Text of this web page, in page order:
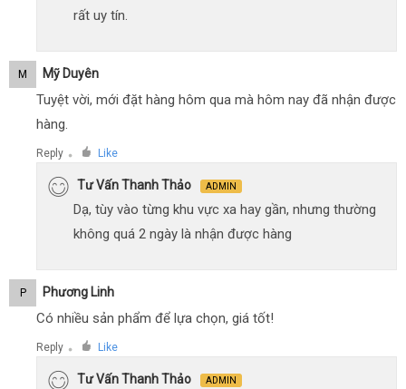
rất uy tín.
M Mỹ Duyên
Tuyệt vời, mới đặt hàng hôm qua mà hôm nay đã nhận được
hàng.
Reply ● Like
Tư Vấn Thanh Thảo ADMIN
Dạ, tùy vào từng khu vực xa hay gần, nhưng thường
không quá 2 ngày là nhận được hàng
P Phương Linh
Có nhiều sản phẩm để lựa chọn, giá tốt!
Reply ● Like
Tư Vấn Thanh Thảo ADMIN